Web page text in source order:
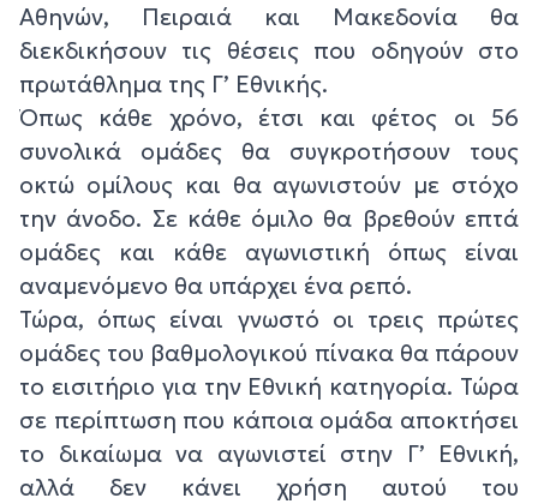
Αθηνών, Πειραιά και Μακεδονία θα
διεκδικήσουν τις θέσεις που οδηγούν στο
πρωτάθλημα της Γ’ Εθνικής.
Όπως κάθε χρόνο, έτσι και φέτος οι 56
συνολικά ομάδες θα συγκροτήσουν τους
οκτώ ομίλους και θα αγωνιστούν με στόχο
την άνοδο. Σε κάθε όμιλο θα βρεθούν επτά
ομάδες και κάθε αγωνιστική όπως είναι
αναμενόμενο θα υπάρχει ένα ρεπό.
Τώρα, όπως είναι γνωστό οι τρεις πρώτες
ομάδες του βαθμολογικού πίνακα θα πάρουν
το εισιτήριο για την Εθνική κατηγορία. Τώρα
σε περίπτωση που κάποια ομάδα αποκτήσει
το δικαίωμα να αγωνιστεί στην Γ’ Εθνική,
αλλά δεν κάνει χρήση αυτού του